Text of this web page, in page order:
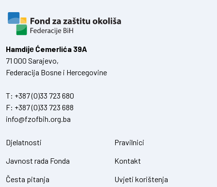
Hamdiје Ćemerlića 39A
71 000 Sarajevo,
Federacija Bosne i Hercegovine
T: +387 (0)33 723 680
F: +387 (0)33 723 688
info@fzofbih.org.ba
Djelatnosti
Javnost rada Fonda
Česta pitanja
Pravilnici
Kontakt
Uvjeti korištenja